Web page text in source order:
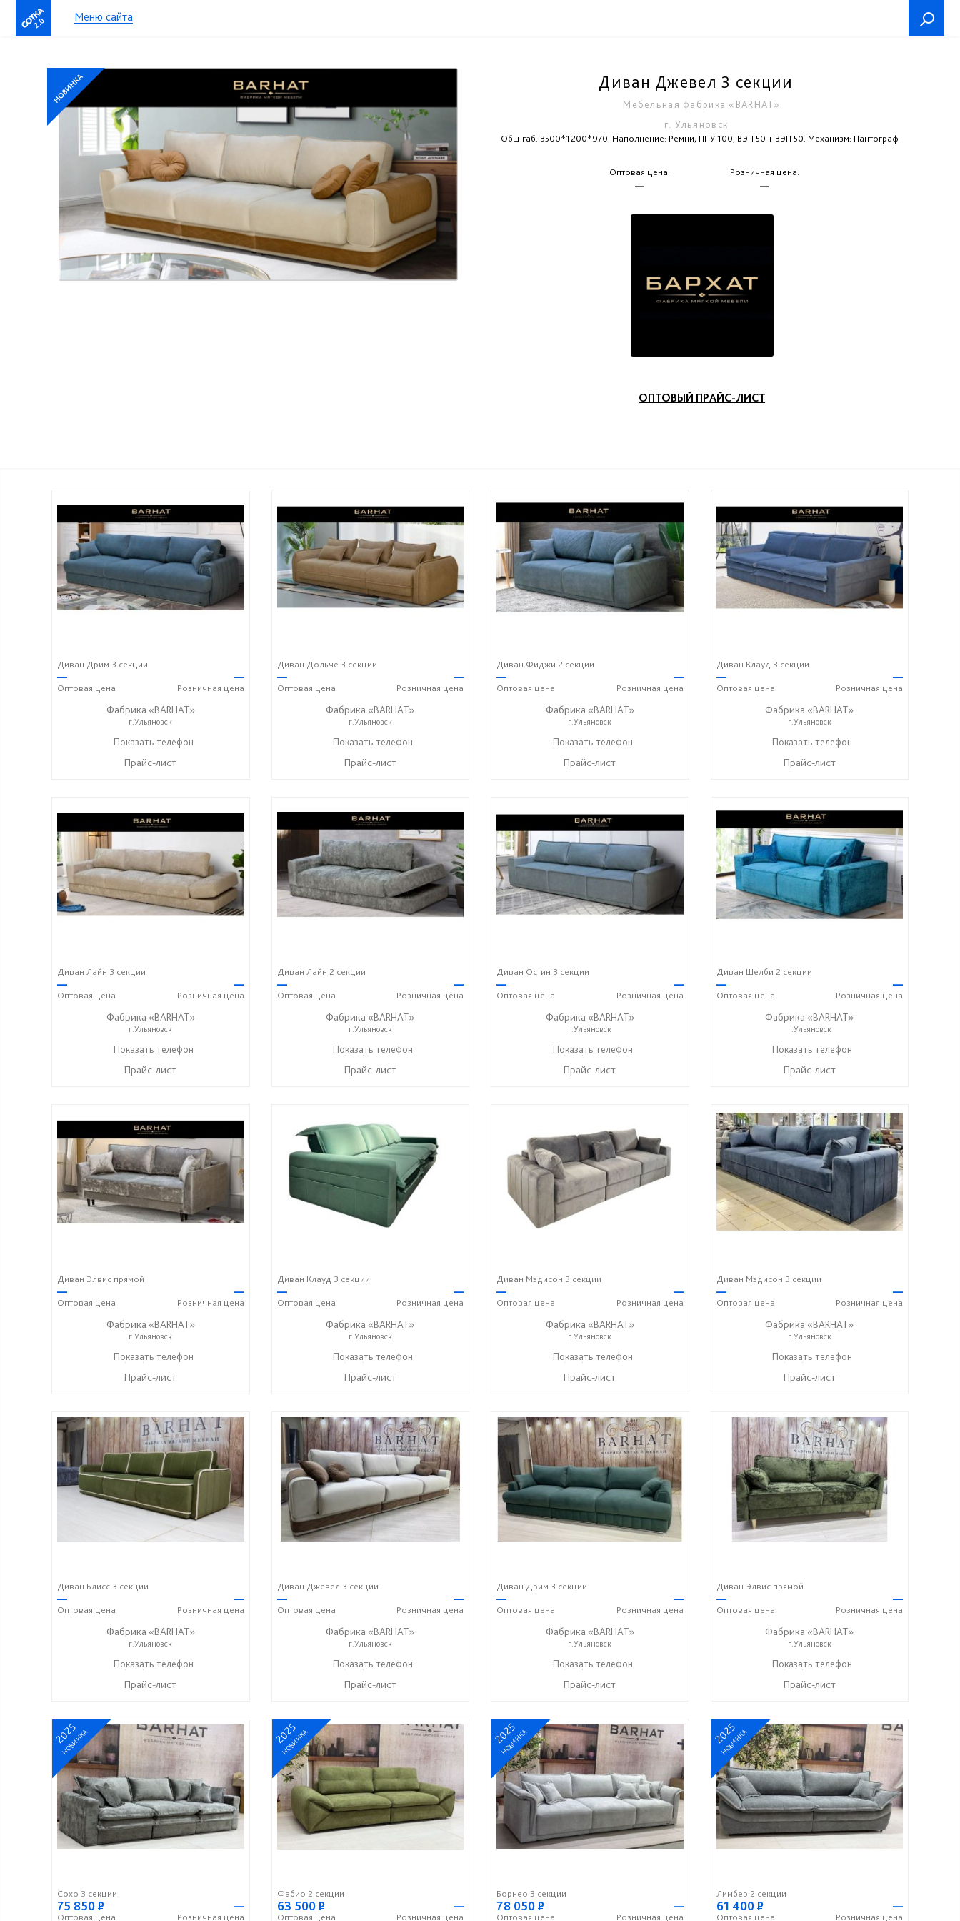
2.0 Меню сайта
Диван Джевел 3 секции
Мебельная фабрика «BARHAT»
г. Ульяновск
Общ.габ.:3500*1200*970. Наполнение: Ремни, ППУ 100, ВЭП 50 + ВЭП 50. Механизм: Пантограф
Оптовая цена:
—
Розничная цена:
—
ОПТОВЫЙ ПРАЙС-ЛИСТ
Диван Дрим 3 секции
—
Оптовая цена
—
Розничная цена
Фабрика «BARHAT»
г.Ульяновск
+7 (996) 219-29-77
Показать телефон
Прайс-лист
Диван Дольче 3 секции
—
Оптовая цена
—
Розничная цена
Фабрика «BARHAT»
г.Ульяновск
+7 (996) 219-29-77
Показать телефон
Прайс-лист
Диван Фиджи 2 секции
—
Оптовая цена
—
Розничная цена
Фабрика «BARHAT»
г.Ульяновск
+7 (996) 219-29-77
Показать телефон
Прайс-лист
Диван Клауд 3 секции
—
Оптовая цена
—
Розничная цена
Фабрика «BARHAT»
г.Ульяновск
+7 (996) 219-29-77
Показать телефон
Прайс-лист
Диван Лайн 3 секции
—
Оптовая цена
—
Розничная цена
Фабрика «BARHAT»
г.Ульяновск
+7 (996) 219-29-77
Показать телефон
Прайс-лист
Диван Лайн 2 секции
—
Оптовая цена
—
Розничная цена
Фабрика «BARHAT»
г.Ульяновск
+7 (996) 219-29-77
Показать телефон
Прайс-лист
Диван Остин 3 секции
—
Оптовая цена
—
Розничная цена
Фабрика «BARHAT»
г.Ульяновск
+7 (996) 219-29-77
Показать телефон
Прайс-лист
Диван Шелби 2 секции
—
Оптовая цена
—
Розничная цена
Фабрика «BARHAT»
г.Ульяновск
+7 (996) 219-29-77
Показать телефон
Прайс-лист
Диван Элвис прямой
—
Оптовая цена
—
Розничная цена
Фабрика «BARHAT»
г.Ульяновск
+7 (996) 219-29-77
Показать телефон
Прайс-лист
Диван Клауд 3 секции
—
Оптовая цена
—
Розничная цена
Фабрика «BARHAT»
г.Ульяновск
+7 (996) 219-29-77
Показать телефон
Прайс-лист
Диван Мэдисон 3 секции
—
Оптовая цена
—
Розничная цена
Фабрика «BARHAT»
г.Ульяновск
+7 (996) 219-29-77
Показать телефон
Прайс-лист
Диван Мэдисон 3 секции
—
Оптовая цена
—
Розничная цена
Фабрика «BARHAT»
г.Ульяновск
+7 (996) 219-29-77
Показать телефон
Прайс-лист
Диван Блисс 3 секции
—
Оптовая цена
—
Розничная цена
Фабрика «BARHAT»
г.Ульяновск
+7 (996) 219-29-77
Показать телефон
Прайс-лист
Диван Джевел 3 секции
—
Оптовая цена
—
Розничная цена
Фабрика «BARHAT»
г.Ульяновск
+7 (996) 219-29-77
Показать телефон
Прайс-лист
Диван Дрим 3 секции
—
Оптовая цена
—
Розничная цена
Фабрика «BARHAT»
г.Ульяновск
+7 (996) 219-29-77
Показать телефон
Прайс-лист
Диван Элвис прямой
—
Оптовая цена
—
Розничная цена
Фабрика «BARHAT»
г.Ульяновск
+7 (996) 219-29-77
Показать телефон
Прайс-лист
2025
НОВИНКА
Сохо 3 секции
75 850Р
Оптовая цена
—
Розничная цена
2025
НОВИНКА
Фабио 2 секции
63 500Р
Оптовая цена
—
Розничная цена
2025
НОВИНКА
Борнео 3 секции
78 050Р
Оптовая цена
—
Розничная цена
2025
НОВИНКА
Лимбер 2 секции
61 400Р
Оптовая цена
—
Розничная цена